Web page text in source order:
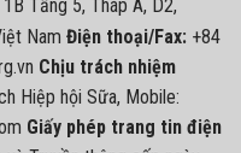
1B Tầng 5, Tháp A, D2,
Nam Điện thoại/Fax: +84
Chịu trách nhiệm
Hiệp hội Sữa, Mobile:
Giấy phép trang tin điện